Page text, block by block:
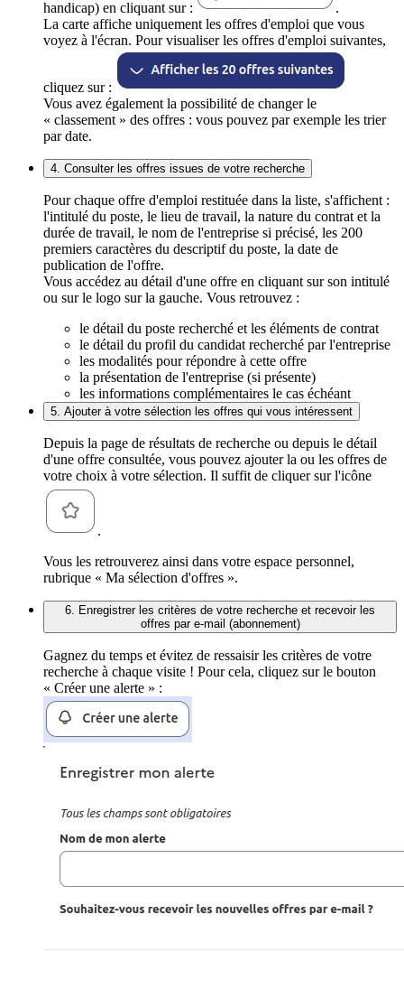
handicap) en cliquant sur :
.
La carte affiche uniquement les offres d'emploi que vous
voyez à l'écran. Pour visualiser les offres d'emploi suivantes,
cliquez sur :
Vous avez également la possibilité de changer le
« classement » des offres : vous pouvez par exemple les trier
par date.
4. Consulter les offres issues de votre recherche
Pour chaque offre d'emploi restituée dans la liste, s'affichent :
l'intitulé du poste, le lieu de travail, la nature du contrat et la
durée de travail, le nom de l'entreprise si précisé, les 200
premiers caractères du descriptif du poste, la date de
publication de l'offre.
Vous accédez au détail d'une offre en cliquant sur son intitulé
ou sur le logo sur la gauche. Vous retrouvez :
le détail du poste recherché et les éléments de contrat
le détail du profil du candidat recherché par l'entreprise
les modalités pour répondre à cette offre
la présentation de l'entreprise (si présente)
les informations complémentaires le cas échéant
5. Ajouter à votre sélection les offres qui vous intéressent
Depuis la page de résultats de recherche ou depuis le détail
d'une offre consultée, vous pouvez ajouter la ou les offres de
votre choix à votre sélection. Il suffit de cliquer sur l'icône
.
Vous les retrouverez ainsi dans votre espace personnel,
rubrique « Ma sélection d'offres ».
6. Enregistrer les critères de votre recherche et recevoir les
offres par e-mail (abonnement)
Gagnez du temps et évitez de ressaisir les critères de votre
recherche à chaque visite ! Pour cela, cliquez sur le bouton
« Créer une alerte » :